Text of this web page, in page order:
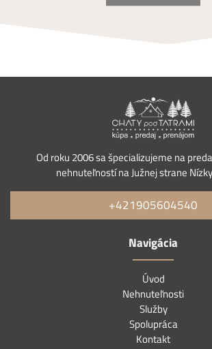
Od roku 2006 sa špecializujeme na
nehnuteľností na Južnej strane
+421905604540
Navigácia
Úvod
Nehnuteľnosti
Služby
Spolupráca
Kontakt